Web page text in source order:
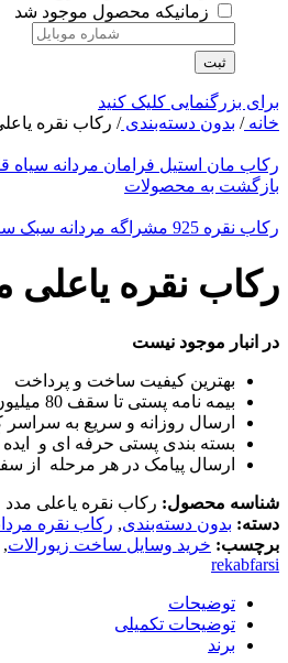
زمانیکه محصول موجود شد
ثبت
برای بزرگنمایی کلیک کنید
خانه/ بدون دسته‌بندی/ رکاب نقره یاعلی مدد عیار
رکاب مان استیل فرامان مردانه سیاه
بازگشت به محصولات
رکاب نقره 925 مشراگه مردانه سبک سرنیزه ای عیار تضمینی
رکاب نقره یاعلی مدد عیار 925
در انبار موجود نیست
بهترین کیفیت ساخت و پرداخت
بیمه نامه پستی تا سقف 80 میلیون
ارسال روزانه و سریع به سراسر
بسته بندی پستی حرفه ای و ایده
ارسال پیامک در هر مرحله از
شناسه محصول: رکاب نقره یاعلی مدد
دسته: بدون دسته‌بندی, رکاب نقره
برچسب: خرید وسایل ساخت زیورالات,
rekabfarsi
توضیحات
توضیحات تکمیلی
برند